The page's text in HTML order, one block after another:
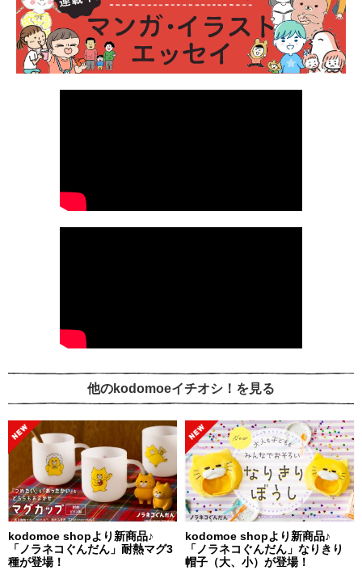
他のkodomoeイチオシ！を見る
kodomoe shopより新商品♪
「ノラネコぐんだん」耐熱マグ3
種が登場！
kodomoe shopより新商品♪
「ノラネコぐんだん」なりきり
帽子（大、小）が登場！